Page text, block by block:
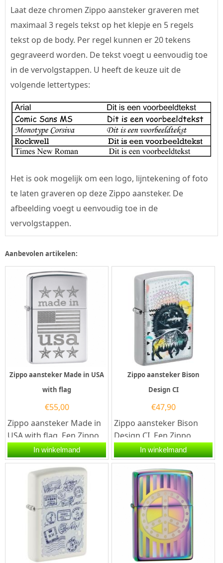
Laat deze chromen Zippo aansteker graveren met
maximaal 3 regels tekst op het klepje en 5 regels
tekst op de body. Per regel kunnen er 20 tekens
gegraveerd worden. De tekst voegt u eenvoudig toe
in de vervolgstappen. U heeft de keuze uit de
volgende lettertypes:
Het is ook mogelijk om een logo, lijntekening of foto
te laten graveren op deze Zippo aansteker. De
afbeelding voegt u eenvoudig toe in de
vervolgstappen.
Aanbevolen artikelen:
Zippo aansteker Made in USA
with flag
€55,00
Zippo aansteker Made in
USA with flag. Een Zippo
aansteker is een
kwalitatief
goede aansteker met...
In winkelmand
Zippo aansteker Bison
Design CI
€47,90
Zippo aansteker Bison
Design CI. Een Zippo
aansteker is een
kwalitatief...
In winkelmand